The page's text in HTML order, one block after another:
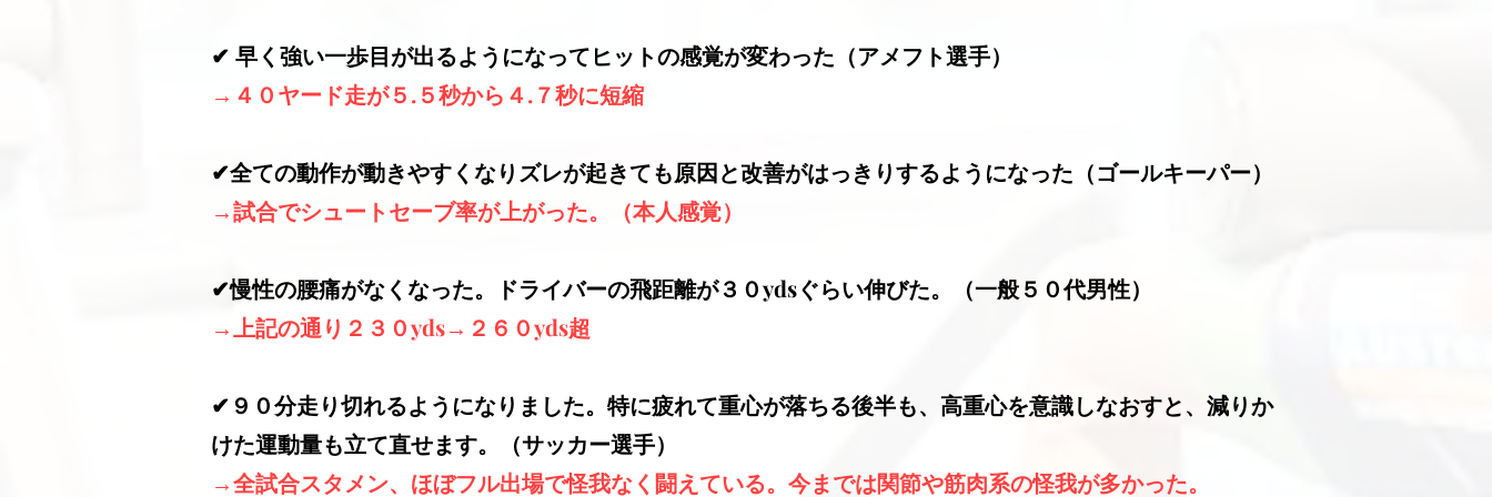
✔︎ 早く強い一歩目が出るようになってヒットの感覚が変わった（アメフト選手）
→４０ヤード走が５.５秒から４.７秒に短縮
✔︎全ての動作が動きやすくなりズレが起きても原因と改善がはっきりするようになった（ゴールキーパー）
→試合でシュートセーブ率が上がった。（本人感覚）
✔︎慢性の腰痛がなくなった。ドライバーの飛距離が３０ydsぐらい伸びた。（一般５０代男性）
→上記の通り２３０yds→２６０yds超
✔︎９０分走り切れるようになりました。特に疲れて重心が落ちる後半も、高重心を意識しなおすと、減りか
けた運動量も立て直せます。（サッカー選手）
→全試合スタメン、ほぼフル出場で怪我なく闘えている。今までは関節や筋肉系の怪我が多かった。